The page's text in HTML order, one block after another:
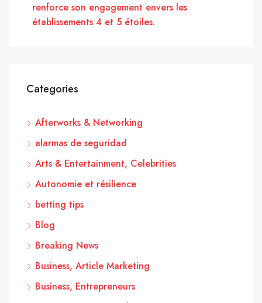
renforce son engagement envers les
établissements 4 et 5 étoiles.
Categories
Afterworks & Networking
alarmas de seguridad
Arts & Entertainment, Celebrities
Autonomie et résilience
betting tips
Blog
Breaking News
Business, Article Marketing
Business, Entrepreneurs